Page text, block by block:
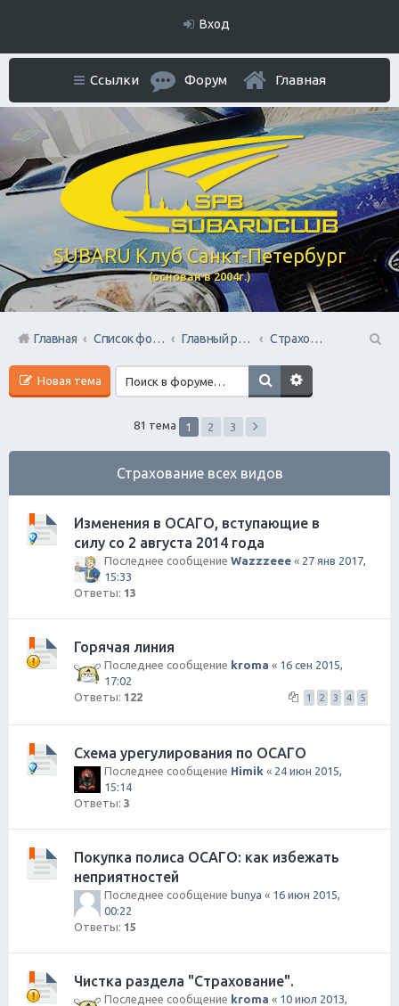
Вход
SUBARU Клуб Санкт-Петербург
(основан в 2004г.)
Ссылки Форум Главная
Главная Список форумов Главный раздел
Страхование всех видов
Новая тема
81 тема 1 2 3
Страхование всех видов
Изменения в ОСАГО, вступающие в
силу со 2 августа 2014 года
Последнее сообщение Wazzzeee « 27 янв 2017,
15:33
Ответы: 13
Горячая линия
Последнее сообщение kroma « 16 сен 2015,
17:02
Ответы: 122 1 2 3 4 5
Схема урегулирования по ОСАГО
Последнее сообщение Himik « 24 июн 2015,
15:14
Ответы: 3
Покупка полиса ОСАГО: как избежать
неприятностей
Последнее сообщение bunya « 16 июн 2015,
00:22
Ответы: 15
Чистка раздела "Страхование".
Последнее сообщение kroma « 10 июл 2013,